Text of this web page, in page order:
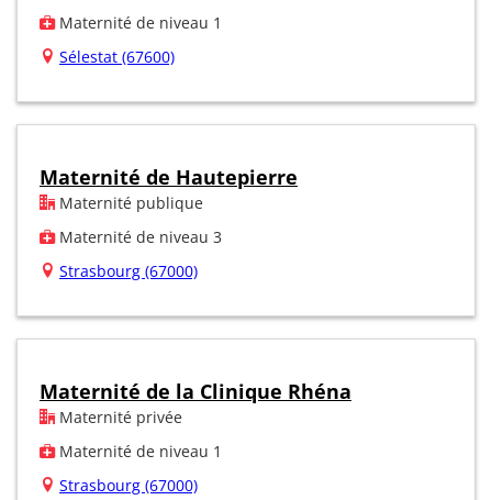
Maternité de niveau 1
Sélestat (67600)
Maternité de Hautepierre
Maternité publique
Maternité de niveau 3
Strasbourg (67000)
Maternité de la Clinique Rhéna
Maternité privée
Maternité de niveau 1
Strasbourg (67000)